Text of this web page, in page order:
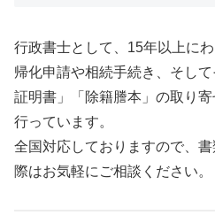
行政書士として、15年以上に
帰化申請や相続手続き、そし
証明書」「除籍謄本」の取り
行っています。
全国対応しておりますので、
際はお気軽にご相談ください。